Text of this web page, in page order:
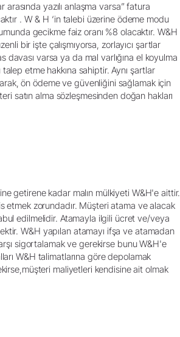
yazılı anlaşma varsa” fatura
. W & H ‘in talebi üzerine ödeme modu
gecikme faiz oranı %8 olacaktır. W&H
bir işte çalışmıyorsa, zorlayıcı şartlar
varsa ya da mal varlığına el koyulma
etme hakkına sahiptir. Aynı şartlar
ön ödeme ve güvenliğini sağlamak için
satın alma sözleşmesinden doğan hakları
getirene kadar malın mülkiyeti W&H'e aittir.
etmek zorundadır. Müşteri atama ve alacak
edilmelidir. Atamayla ilgili ücret ve/veya
W&H yapılan atamayı ifşa ve atamadan
sigortalamak ve gerekirse bunu W&H'e
W&H talimatlarına göre depolamak
maliyetleri kendisine ait olmak